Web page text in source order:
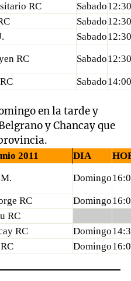
RC Sabado
Sabado
Sabado
RC Sabado
Sabado
en la tarde y
y Chancay que
2011 DIA
Domingo
RC Domingo
RC
RC Domingo
Domingo